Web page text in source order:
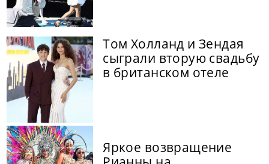
Том Холланд и Зендая
сыграли вторую свадьбу
в британском отеле
Яркое возвращение